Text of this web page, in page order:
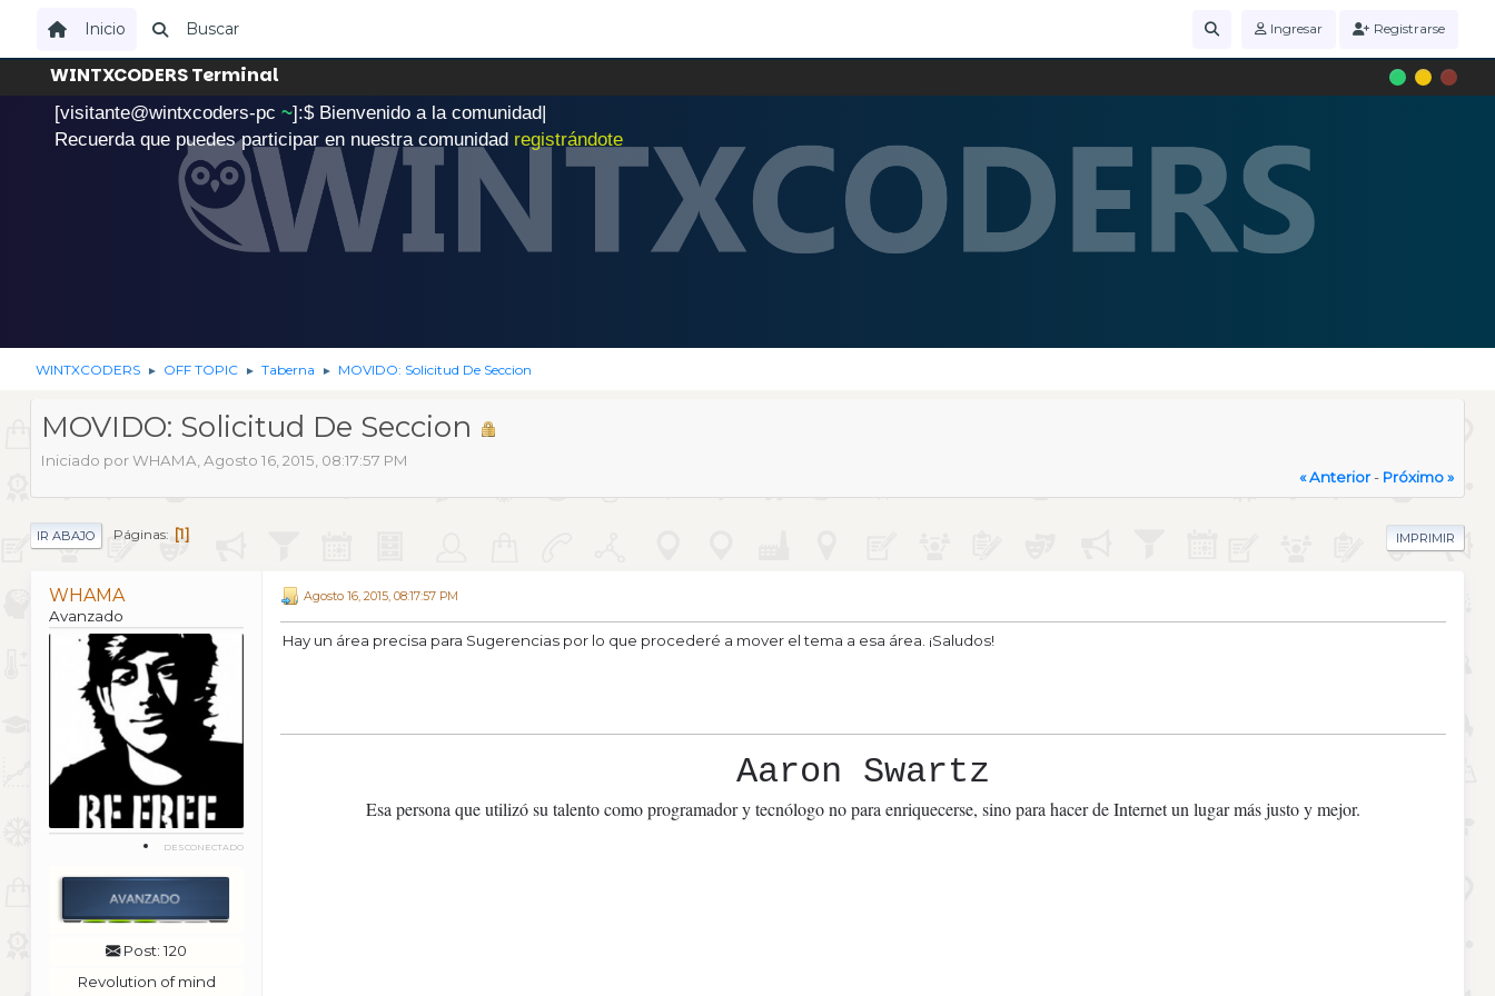
Inicio Buscar Ingresar Registrarse
WINTXCODERS Terminal
[visitante@wintxcoders-pc ~]:$ .Bienvenido a la comunidad|
Recuerda que puedes participar en nuestra comunidad registrándote
WINTXCODERS ► OFF TOPIC ► Taberna ► MOVIDO: Solicitud De Seccion
MOVIDO: Solicitud De Seccion
Iniciado por WHAMA, Agosto 16, 2015, 08:17:57 PM
« Anterior- Próximo »
IMPRIMIR
IR ABAJO Páginas 1
WHAMA
Avanzado
DESCONECTADO
Post: 120
Revolution of mind
Agosto 16, 2015, 08:17:57 PM
Hay un área precisa para Sugerencias por lo que procederé a mover el tema a esa área. ¡Saludos!
Aaron Swartz
Esa persona que utilizó su talento como programador y tecnólogo no para enriquecerse, sino para hacer de Internet un lugar más justo y mejor.